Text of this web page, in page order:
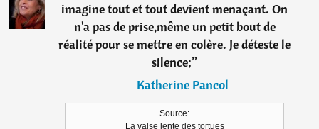
imagine tout et tout devient menaçant. On
n'a pas de prise,même un petit bout de
réalité pour se mettre en colère. Je déteste le
silence;”
―Katherine Pancol
Source:
La valse lente des tortues